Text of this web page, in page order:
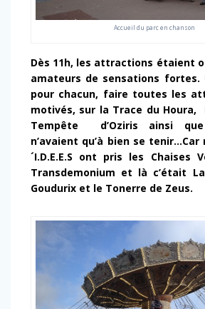
Accueil du parc en chanson
Dès 11h, les attractions étaient
amateurs de sensations fortes.
pour chacun, faire toutes les
motivés, sur la Trace du
Tempête d’Oziris ainsi que
n’avaient qu’à bien se tenir…Car
´I.D.E.E.S ont pris les Chaises
Transdemonium et là c’était
Goudurix et le Tonerre de Zeus.